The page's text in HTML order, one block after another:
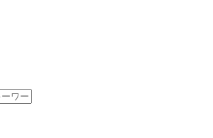
トスタッフ（パンフレットやDMなどの資材作
理店支援に関わる企画立案等）
＝＝＝＝＝＝＝＝＝＝＝＝＝＝＝
改革について】
期経営戦略を策定し、5つの戦略を実行すること
ディングカンパニーへの飛躍を目指します。
点で非喫煙者であることを募集要項に記載してい